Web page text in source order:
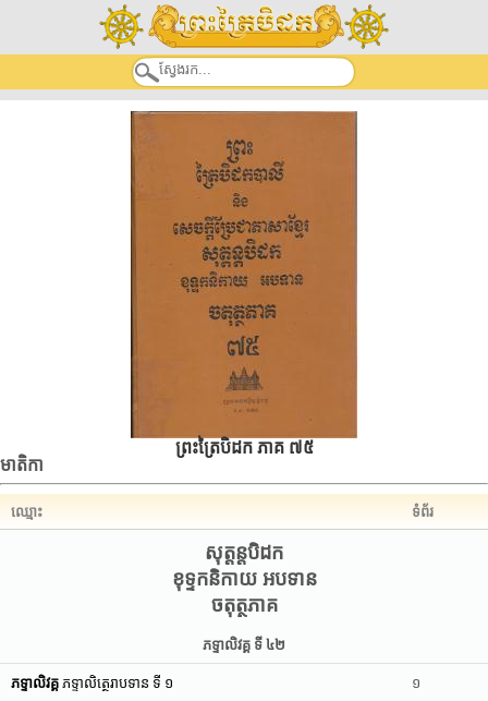
ព្រះត្រៃបិដក ភាគ ៧៥
មាតិកា
ឈ្មោះ ទំព័រ
សុត្តន្តបិដក
ខុទ្ទកនិកាយ អបទាន
ចតុត្ថភាគ
ភទ្ទាលិវគ្គ ទី ៤២
ភទ្ទាលិវគ្គ ភទ្ទាលិត្ថេរាបទាន ទី ១ ១